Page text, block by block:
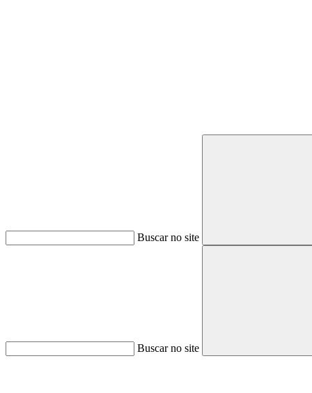
Buscar no site
Buscar no site